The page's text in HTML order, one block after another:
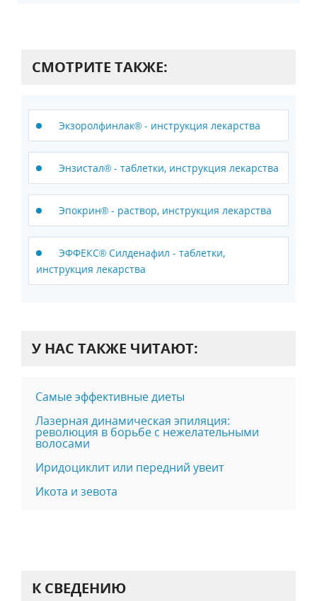
СМОТРИТЕ ТАКЖЕ:
Экзоролфинлак® - инструкция лекарства
Энзистал® - таблетки, инструкция лекарства
Эпокрин® - раствор, инструкция лекарства
ЭФФЕКС® Силденафил - таблетки,
инструкция лекарства
У НАС ТАКЖЕ ЧИТАЮТ:
Самые эффективные диеты
Лазерная динамическая эпиляция:
революция в борьбе с нежелательными
волосами
Иридоциклит или передний увеит
Икота и зевота
К СВЕДЕНИЮ